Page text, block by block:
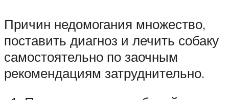
Причин недомогания множество,
поставить диагноз и лечить собаку
самостоятельно по заочным
рекомендациям затруднительно.